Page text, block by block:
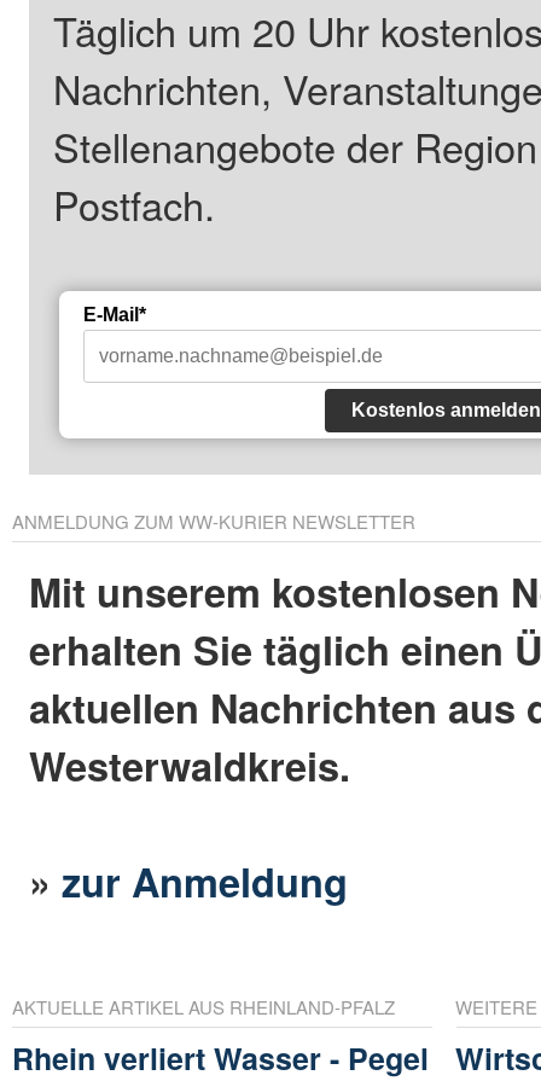
Täglich um 20 Uhr
Nachrichten,
Stellenangebote der
Postfach.
E-Mail*
Kostenlos anmelden
ANMELDUNG ZUM WW-KURIER NEWSLETTER
Mit unserem kostenlosen
erhalten Sie täglich einen
aktuellen Nachrichten aus
Westerwaldkreis.
»zur Anmeldung
AKTUELLE ARTIKEL AUS RHEINLAND-PFALZ
Rhein verliert Wasser - Pegel